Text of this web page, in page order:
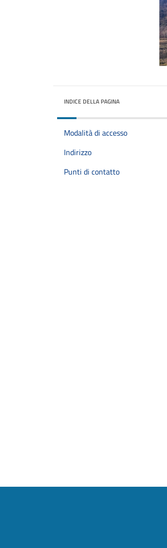
INDICE DELLA PAGINA
Modalità di accesso
Indirizzo
Punti di contatto